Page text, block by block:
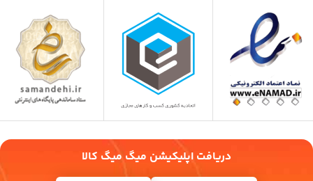
دریافت اپلیکیشن میگ میگ کالا